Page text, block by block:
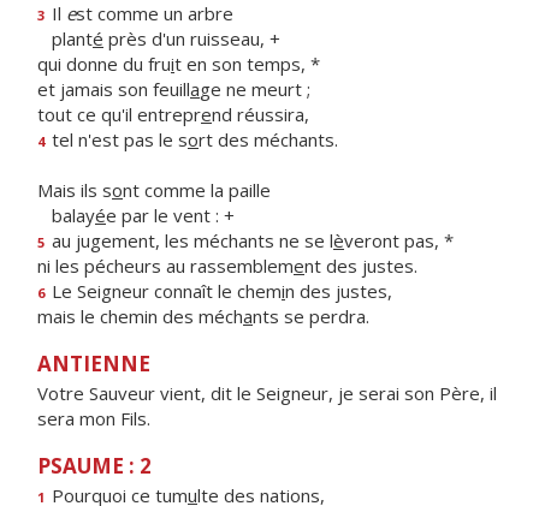
3 Il est comme un arbre
planté près d'un ruisseau, +
qui donne du fruit en son temps, *
et jamais son feuillage ne meurt ;
tout ce qu'il entreprend réussira,
4 tel n'est pas le sort des méchants.
Mais ils sont comme la paille
balayée par le vent : +
5 au jugement, les méchants ne se lèveront pas, *
ni les pécheurs au rassemblement des justes.
6 Le Seigneur connaît le chemin des justes,
mais le chemin des méchants se perdra.
ANTIENNE
Votre Sauveur vient, dit le Seigneur, je serai son Père, il
sera mon Fils.
PSAUME : 2
1 Pourquoi ce tumulte des nations,